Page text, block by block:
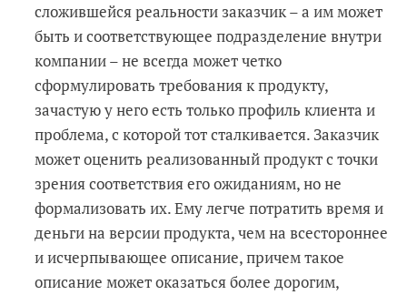
сложившейся реальности заказчик – а им может
быть и соответствующее подразделение внутри
компании – не всегда может четко
сформулировать требования к продукту,
зачастую у него есть только профиль клиента и
проблема, с которой тот сталкивается. Заказчик
может оценить реализованный продукт с точки
зрения соответствия его ожиданиям, но не
формализовать их. Ему легче потратить время и
деньги на версии продукта, чем на всестороннее
и исчерпывающее описание, причем такое
описание может оказаться более дорогим,